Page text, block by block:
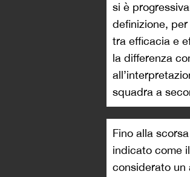
si è
definizione,
tra efficacia e
la differenza
squadra a
Fino alla
indicato come
considerato un